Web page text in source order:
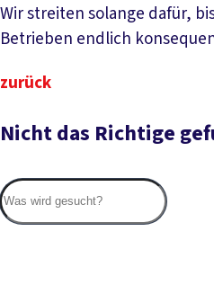
Wir streiten solange dafür,
Betrieben endlich
zurück
Nicht das Richtige